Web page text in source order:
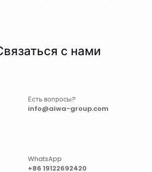
с нами
Есть вопросы?
info@aiwa-group.com
WhatsApp
+86 19122692420